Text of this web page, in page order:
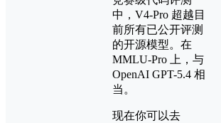
中，V4-Pro 超越目
前所有已公开评测
的开源模型。在
MMLU-Pro 上，与
OpenAI GPT-5.4 相
当。
现在你可以去